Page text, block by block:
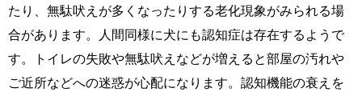
たり、無駄吠えが多くなったりする老化現象がみられる場
合があります。人間同様に犬にも認知症は存在するようで
す。トイレの失敗や無駄吠えなどが増えると部屋の汚れや
ご近所などへの迷惑が心配になります。認知機能の衰えを